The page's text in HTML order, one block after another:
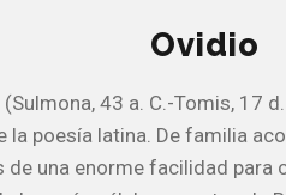
Ovidio
43 a. C.-Tomis, 17
la poesía latina. De familia
una enorme facilidad para